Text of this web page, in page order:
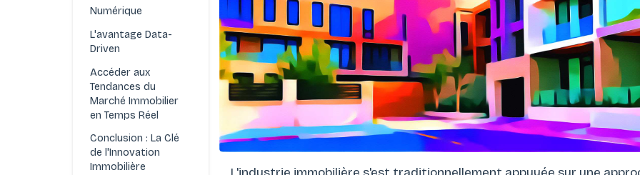
Numérique
L'avantage Data-
Driven
Accéder aux
Tendances du
Marché Immobilier
en Temps Réel
Conclusion : La Clé
de l'Innovation
Immobilière